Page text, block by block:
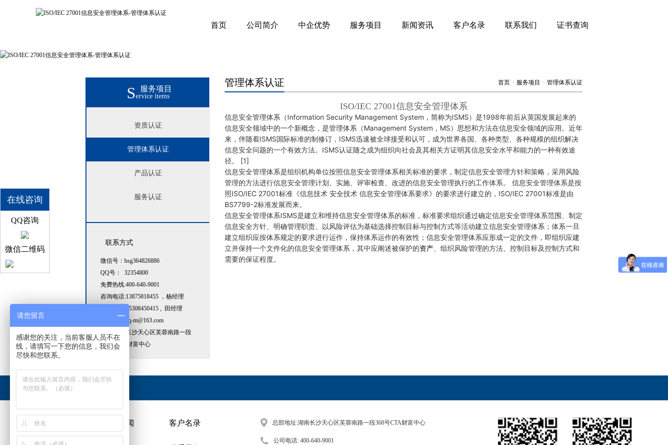
首页 公司简介 中企优势 服务项目 新闻资讯 客户名录 联系我们 证书查询
服务项目
Service items
资质认证
管理体系认证
产品认证
服务认证
联系方式
微信号：hsg364826886
QQ号： 32354800
免费热线:400-640-9001
咨询电话:13875818455 ，杨经理
咨询电话:15308450415 , 田经理
电子邮箱:zq-m@163.com
地址:湖南长沙天心区芙蓉南路一段
368号CTA财富中心
管理体系认证 首页 > 服务项目 > 管理体系认证
ISO/IEC 27001信息安全管理体系
信息安全管理体系（Information Security Management System，简称为ISMS）是1998年前后从英国发展起来的
信息安全领域中的一个新概念，是管理体系（Management System，MS）思想和方法在信息安全领域的应用。近年
来，伴随着ISMS国际标准的制修订，ISMS迅速被全球接受和认可，成为世界各国、各种类型、各种规模的组织解决
信息安全问题的一个有效方法。ISMS认证随之成为组织向社会及其相关方证明其信息安全水平和能力的一种有效途
径。 [1]
信息安全管理体系是组织机构单位按照信息安全管理体系相关标准的要求，制定信息安全管理方针和策略，采用风险
管理的方法进行信息安全管理计划、实施、评审检查、改进的信息安全管理执行的工作体系。 信息安全管理体系是按
照ISO/IEC 27001标准《信息技术 安全技术 信息安全管理体系要求》的要求进行建立的，ISO/IEC 27001标准是由
BS7799-2标准发展而来。
信息安全管理体系ISMS是建立和维持信息安全管理体系的标准，标准要求组织通过确定信息安全管理体系范围、制定
信息安全方针、明确管理职责、以风险评估为基础选择控制目标与控制方式等活动建立信息安全管理体系；体系一旦
建立组织应按体系规定的要求进行运作，保持体系运作的有效性；信息安全管理体系应形成一定的文件，即组织应建
立并保持一个文件化的信息安全管理体系，其中应阐述被保护的资产 、组织风险管理的方法、控制目标及控制方式和
需要的保证程度。
在线咨询
QQ咨询
微信二维码
友情链接：
公司简介 行业新闻 客户名录 总部地址:湖南长沙天心区芙蓉南路一段368号CTA财富中心
公司电话: 400-640-9001
请您留言
感谢您的关注，当前客服人员不在
线，请填写一下您的信息，我们会
尽快和您联系。